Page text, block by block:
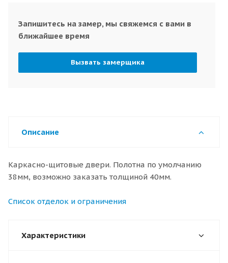
Запишитесь на замер, мы свяжемся с вами в
ближайшее время
Вызвать замерщика
Описание
Каркасно-щитовые двери. Полотна по умолчанию
38мм, возможно заказать толщиной 40мм.
Список отделок и ограничения
Характеристики